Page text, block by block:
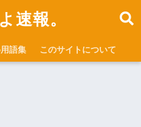
速報。
語集 このサイトについて